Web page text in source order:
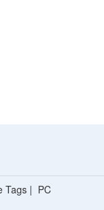
Tags | PC